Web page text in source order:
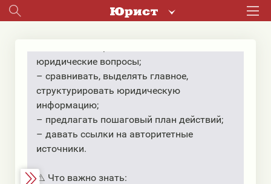
Республики Беларусь
юридические вопросы;
– сравнивать, выделять главное,
структурировать юридическую
информацию;
– предлагать пошаговый план действий;
– давать ссылки на авторитетные
источники.
⚠️ Что важно знать: